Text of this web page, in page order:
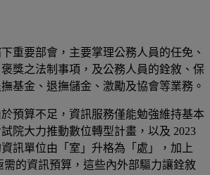
重要部會，主要掌理公務人員的任免、
獎之法制事項，及公務人員的銓敘、保
基金、退撫儲金、激勵及協會等業務。
預算不足，資訊服務僅能勉強維持基本
院大力推動數位轉型計畫，以及 2023
訊單位由「室」升格為「處」，加上
需的資訊預算，這些內外部驅力讓銓敘